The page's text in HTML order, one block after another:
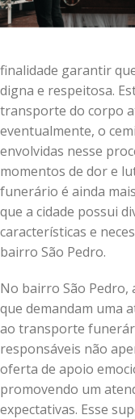
finalidade garantir
digna e respeitosa.
transporte do corpo
eventualmente, o
envolvidas nesse
momentos de dor e
funerário é ainda
que a cidade possui
características e
bairro São Pedro.
No bairro São Pedro,
que demandam uma
ao transporte
responsáveis não
oferta de apoio
promovendo um
expectativas. Esse